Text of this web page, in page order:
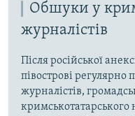
Обшуки у
журналістів
Після російської
півострові
журналістів,
кримськотатарського